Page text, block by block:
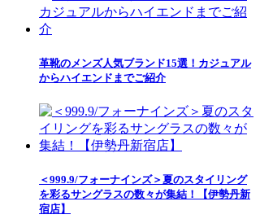
革靴のメンズ人気ブランド15選！カジュアル
からハイエンドまでご紹介
＜999.9/フォーナインズ＞夏のスタイリング
を彩るサングラスの数々が集結！【伊勢丹新
宿店】